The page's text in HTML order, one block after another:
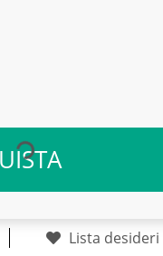
Lista desideri